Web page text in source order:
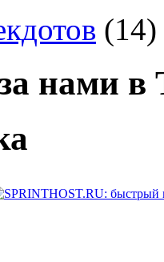
(14)
нами